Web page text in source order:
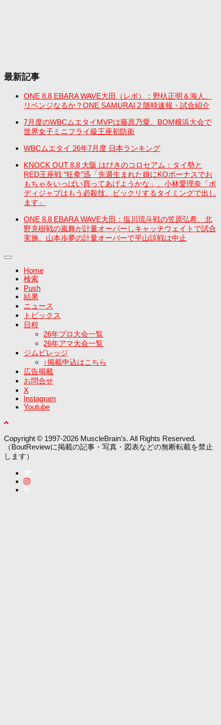
最新記事
ONE 8.8 EBARA WAVE大田（レポ）：野杁正明＆海人、
リベンジなるか？ONE SAMURAI 2 随時速報・試合紹介
7月度のWBCムエタイMVPは藤原乃愛。BOM横浜大会で
世界女子ミニフライ級王座初防衛
WBCムエタイ 26年7月度 日本ランキング
KNOCK OUT 8.8 大阪 はびきのコロセアム：タイ勢と
RED王座戦 “狂拳”迅「先週生まれた娘にKOボーナスでお
もちゃをいっぱい買ってあげようかな」、小林愛理奈「ボ
ディジャブはもう必殺技。ビックリするタイミングで出し
ます」
ONE 8.8 EBARA WAVE大田：塩川琉斗戦の笠原弘希、北
野克樹戦の嵐舞が計量オーバーしキャッチウェイトで試合
実施。山本歩夢の計量オーバーで平山諒戦は中止
Home
検索
Push
結果
ニュース
トピックス
日程
26年プロ大会一覧
26年アマ大会一覧
ジムビレッジ
↑掲載申込はこちら
広告掲載
お問合せ
X
Instagram
Youtube
Copyright © 1997-2026 MuscleBrain's. All Rights Reserved.
（BoutReviewに掲載の記事・写真・図表などの無断転載を禁止
します）